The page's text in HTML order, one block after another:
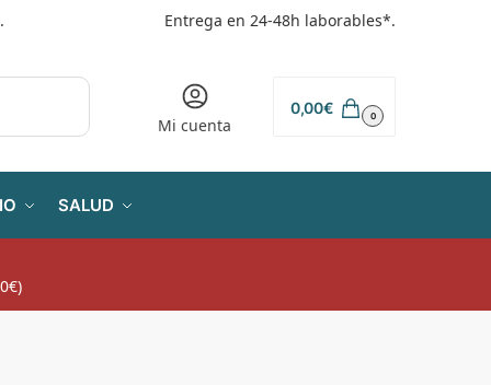
Entrega en 24-48h laborables*.
Mi cuenta
0,00€ 0
SALUD